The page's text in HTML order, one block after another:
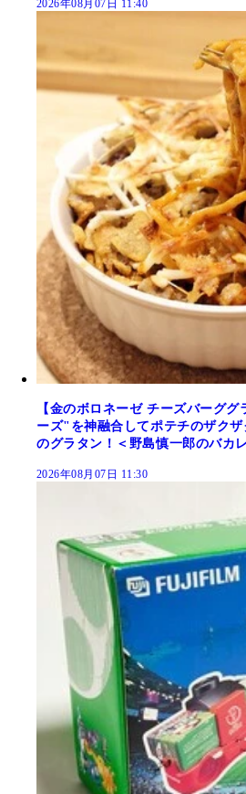
2026年08月07日 11:40
【金のボロネーゼ チーズバーグ
ーズ"を神融合してポテチのザク
のグラタン！＜野島慎一郎のバカ
2026年08月07日 11:30